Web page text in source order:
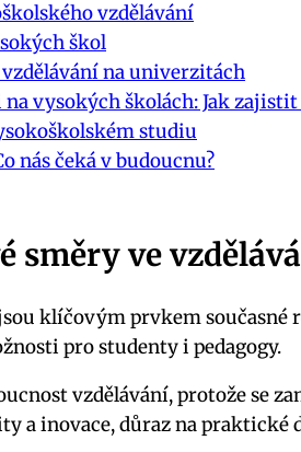
vzdělávání
škol
na univerzitách
vysokých školách: Jak
studiu
nás čeká v budoucnu?
směry ve
klíčovým prvkem
pro studenty i pedagogy.
vzdělávání, protože se
a inovace, důraz na